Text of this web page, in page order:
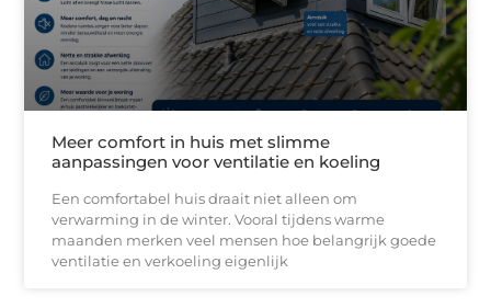
Meer comfort in huis met slimme
aanpassingen voor ventilatie en koeling
Een comfortabel huis draait niet alleen om
verwarming in de winter. Vooral tijdens warme
maanden merken veel mensen hoe belangrijk goede
ventilatie en verkoeling eigenlijk